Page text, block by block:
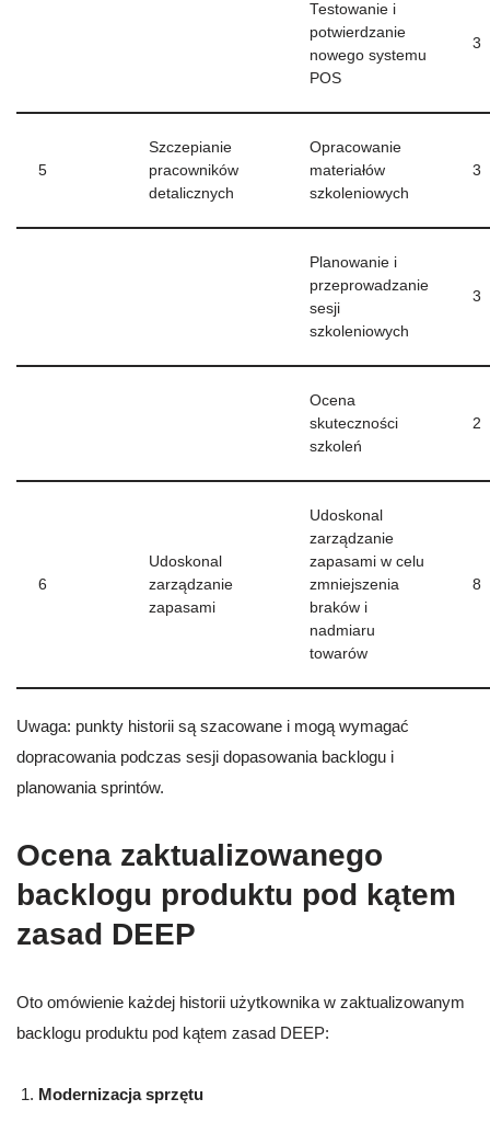
Testowanie i
potwierdzanie
nowego systemu
POS
3
5
Szczepianie
pracowników
detalicznych
Opracowanie
materiałów
szkoleniowych
3
Planowanie i
przeprowadzanie
sesji
szkoleniowych
3
Ocena
skuteczności
szkoleń
2
6
Udoskonal
zarządzanie
zapasami
Udoskonal
zarządzanie
zapasami w celu
zmniejszenia
braków i
nadmiaru
towarów
8
Uwaga: punkty historii są szacowane i mogą wymagać
dopracowania podczas sesji dopasowania backlogu i
planowania sprintów.
Ocena zaktualizowanego
backlogu produktu pod kątem
zasad DEEP
Oto omówienie każdej historii użytkownika w zaktualizowanym
backlogu produktu pod kątem zasad DEEP:
Modernizacja sprzętu